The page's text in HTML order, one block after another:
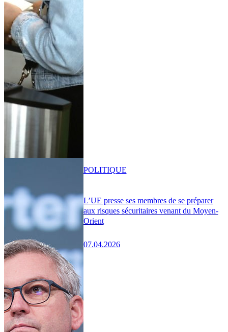
L’UE presse ses membres de se préparer
aux risques sécuritaires venant du Moyen-
Orient
07.04.2026
POLITIQUE